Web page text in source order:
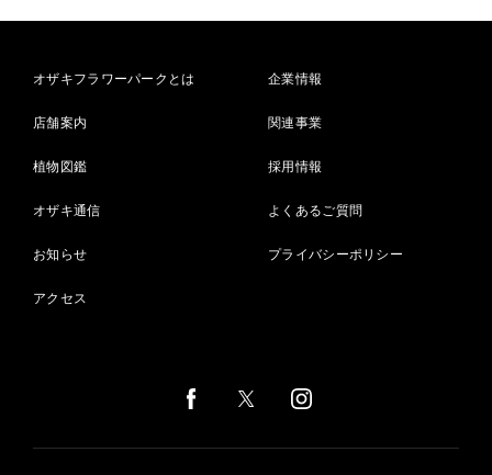
オザキフラワーパークとは
店舗案内
植物図鑑
オザキ通信
お知らせ
アクセス
企業情報
関連事業
採用情報
よくあるご質問
プライバシーポリシー